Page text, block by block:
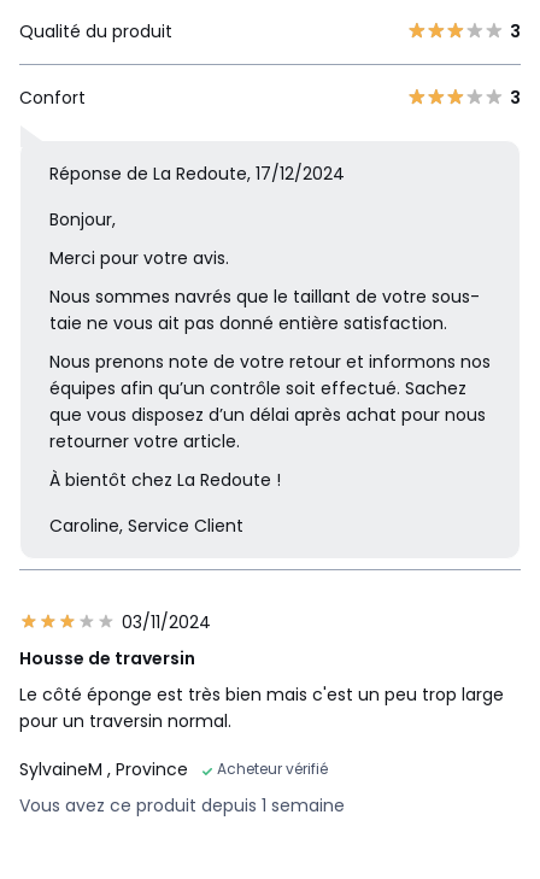
Qualité du produit 3
Confort 3
Réponse de La Redoute, 17/12/2024
Bonjour,
Merci pour votre avis.
Nous sommes navrés que le taillant de votre sous-
taie ne vous ait pas donné entière satisfaction.
Nous prenons note de votre retour et informons nos
équipes afin qu’un contrôle soit effectué. Sachez
que vous disposez d’un délai après achat pour nous
retourner votre article.
À bientôt chez La Redoute !
Caroline, Service Client
03/11/2024
Housse de traversin
Le côté éponge est très bien mais c'est un peu trop large
pour un traversin normal.
SylvaineM , Province Acheteur vérifié
Vous avez ce produit depuis 1 semaine